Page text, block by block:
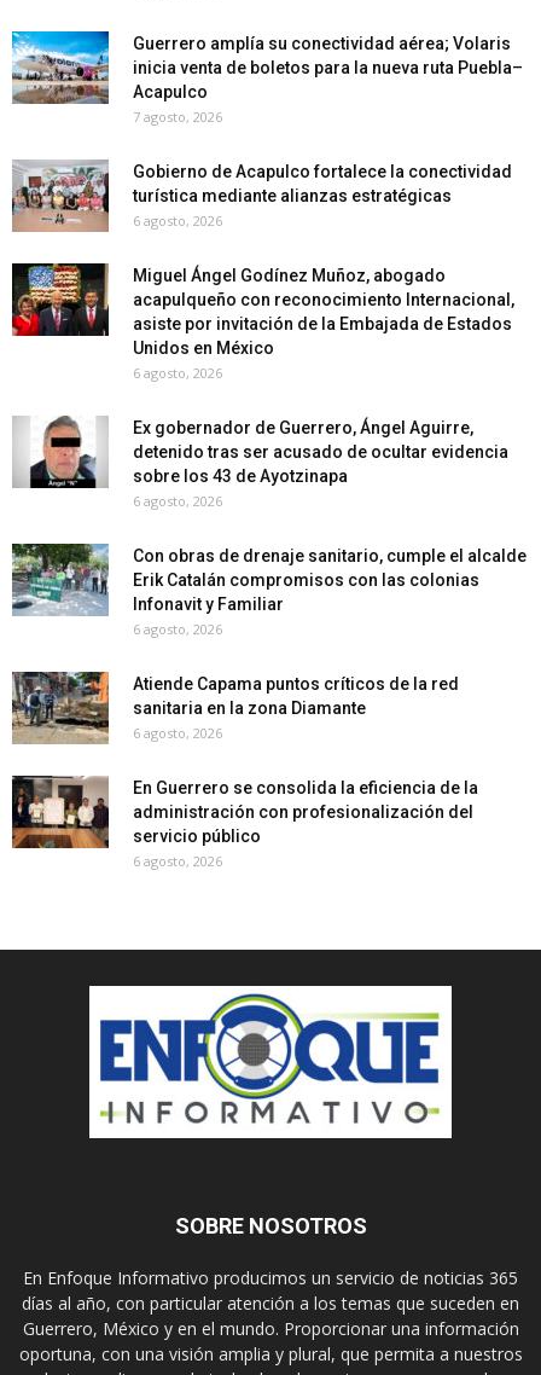
Guerrero amplía su conectividad aérea; Volaris
inicia venta de boletos para la nueva ruta Puebla–
Acapulco
7 agosto, 2026
Gobierno de Acapulco fortalece la conectividad
turística mediante alianzas estratégicas
6 agosto, 2026
Miguel Ángel Godínez Muñoz, abogado
acapulqueño con reconocimiento Internacional,
asiste por invitación de la Embajada de Estados
Unidos en México
6 agosto, 2026
Ex gobernador de Guerrero, Ángel Aguirre,
detenido tras ser acusado de ocultar evidencia
sobre los 43 de Ayotzinapa
6 agosto, 2026
Con obras de drenaje sanitario, cumple el alcalde
Erik Catalán compromisos con las colonias
Infonavit y Familiar
6 agosto, 2026
Atiende Capama puntos críticos de la red
sanitaria en la zona Diamante
6 agosto, 2026
En Guerrero se consolida la eficiencia de la
administración con profesionalización del
servicio público
6 agosto, 2026
SOBRE NOSOTROS
En Enfoque Informativo producimos un servicio de noticias 365
días al año, con particular atención a los temas que suceden en
Guerrero, México y en el mundo. Proporcionar una información
oportuna, con una visión amplia y plural, que permita a nuestros